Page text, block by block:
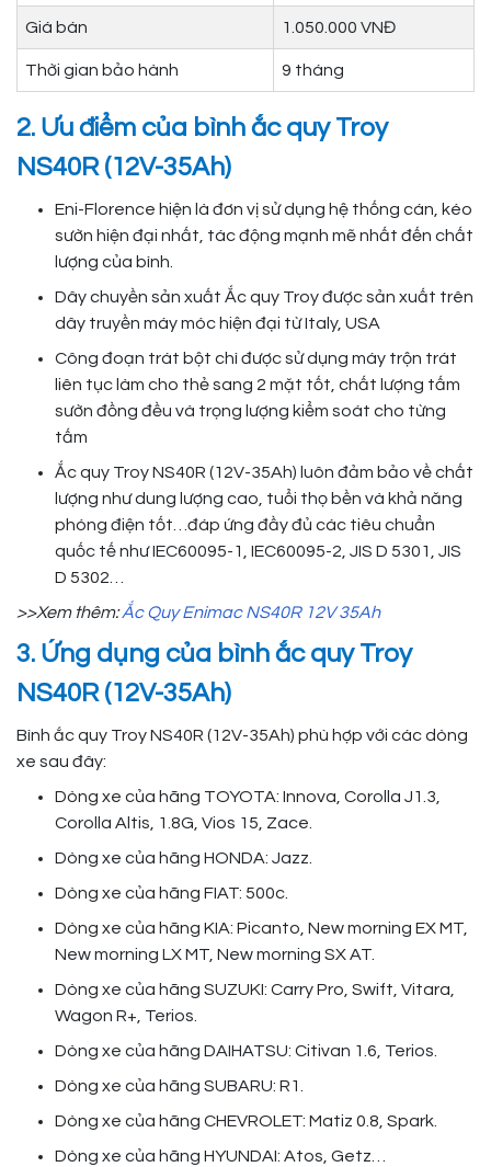
Giá bán 1.050.000 VNĐ
Thời gian bảo hành 9 tháng
2. Ưu điểm của bình ắc quy Troy
NS40R (12V-35Ah)
Eni-Florence hiện là đơn vị sử dụng hệ thống cán, kéo
sườn hiện đại nhất, tác động mạnh mẽ nhất đến chất
lượng của bình.
Dây chuyền sản xuất Ắc quy Troy được sản xuất trên
dây truyền máy móc hiện đại từ Italy, USA
Công đoạn trát bột chì được sử dụng máy trộn trát
liên tục làm cho thẻ sang 2 mặt tốt, chất lượng tấm
sườn đồng đều và trọng lượng kiểm soát cho từng
tấm
Ắc quy Troy NS40R (12V-35Ah) luôn đảm bảo về chất
lượng như dung lượng cao, tuổi thọ bền và khả năng
phóng điện tốt…đáp ứng đầy đủ các tiêu chuẩn
quốc tế như IEC60095-1, IEC60095-2, JIS D 5301, JIS
D 5302…
>>Xem thêm:Ắc Quy Enimac NS40R 12V 35Ah
3. Ứng dụng của bình ắc quy Troy
NS40R (12V-35Ah)
Bình ắc quy Troy NS40R (12V-35Ah) phù hợp với các dòng
xe sau đây:
Dòng xe của hãng TOYOTA: Innova, Corolla J1.3,
Corolla Altis, 1.8G, Vios 15, Zace.
Dòng xe của hãng HONDA: Jazz.
Dòng xe của hãng FIAT: 500c.
Dòng xe của hãng KIA: Picanto, New morning EX MT,
New morning LX MT, New morning SX AT.
Dòng xe của hãng SUZUKI: Carry Pro, Swift, Vitara,
Wagon R+, Terios.
Dòng xe của hãng DAIHATSU: Citivan 1.6, Terios.
Dòng xe của hãng SUBARU: R1.
Dòng xe của hãng CHEVROLET: Matiz 0.8, Spark.
Dòng xe của hãng HYUNDAI: Atos, Getz…